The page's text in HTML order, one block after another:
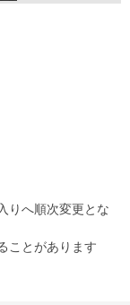
りへ順次変更とな
ことがあります